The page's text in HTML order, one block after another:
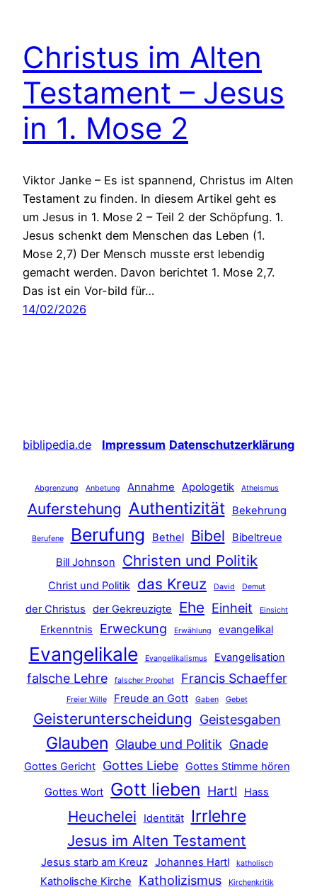
Christus im Alten
Testament – Jesus
in 1. Mose 2
Viktor Janke – Es ist spannend, Christus im Alten
Testament zu finden. In diesem Artikel geht es
um Jesus in 1. Mose 2 – Teil 2 der Schöpfung. 1.
Jesus schenkt dem Menschen das Leben (1.
Mose 2,7) Der Mensch musste erst lebendig
gemacht werden. Davon berichtet 1. Mose 2,7.
Das ist ein Vor-bild für…
14/02/2026
biblipedia.de Impressum Datenschutzerklärung
Abgrenzung Anbetung Annahme Apologetik Atheismus
Auferstehung Authentizität Bekehrung
Berufene Berufung Bethel Bibel
Bibeltreue
Bill Johnson
Christen und Politik
Christ und Politik das Kreuz David Demut
der Christus der Gekreuzigte Ehe Einheit Einsicht
Erkenntnis Erweckung Erwählung evangelikal
Evangelikale Evangelikalismus Evangelisation
falsche Lehre falscher Prophet Francis Schaeffer
Freier Wille Freude an Gott Gaben Gebet
Geisterunterscheidung Geistesgaben
Glauben Glaube und Politik Gnade
Gottes Gericht Gottes Liebe Gottes Stimme hören
Gottes Wort
Gott lieben Hartl Hass
Heuchelei Identität Irrlehre
Jesus im Alten Testament
Jesus starb am Kreuz Johannes Hartl katholisch
Katholische Kirche Katholizismus Kirchenkritik